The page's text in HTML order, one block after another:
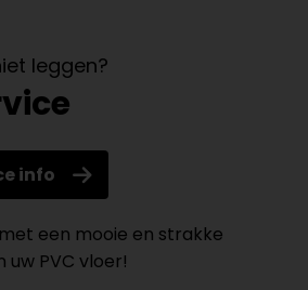
leggen?
info
een mooie en strakke
uw PVC vloer!